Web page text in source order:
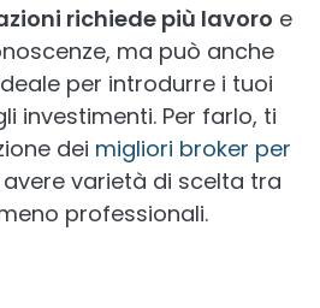
richiede più lavoro e
ma può anche
per introdurre i tuoi
investimenti. Per farlo, ti
dei migliori broker per
varietà di scelta tra
professionali.